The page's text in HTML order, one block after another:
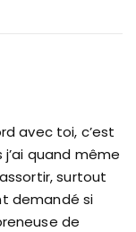
avec toi, c’est
j’ai quand même
surtout
demandé si
de